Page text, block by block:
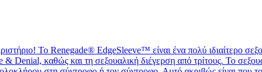
Το Renegade® EdgeSleeve™ είναι ένα πολύ ιδιαίτερο
& Denial, καθώς και τη σεξουαλική διέγερση από τρίτους. Το